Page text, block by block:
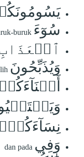
سُوٓءَ buruk
وَيُذَبِّحُونَ
أَبۡنَآءَكُمۡ
نِسَآءَكُمۡۚ
وَفِي dan pada